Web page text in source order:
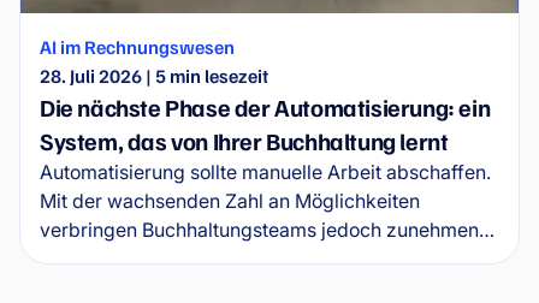
AI im Rechnungswesen
28. Juli 2026 | 5 min lesezeit
Die nächste Phase der Automatisierung: ein
System, das von Ihrer Buchhaltung lernt
Automatisierung sollte manuelle Arbeit abschaffen.
Mit der wachsenden Zahl an Möglichkeiten
verbringen Buchhaltungsteams jedoch zunehmend
Zeit damit, die Automatisierungen selbst zu